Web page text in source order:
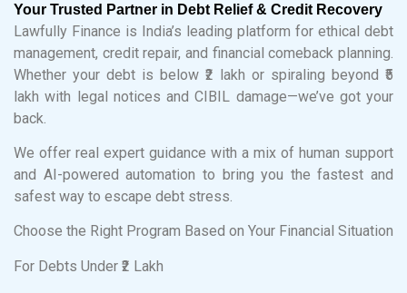
Your Trusted Partner in Debt Relief & Credit Recovery
Lawfully Finance is India’s leading platform for ethical debt
management, credit repair, and financial comeback planning.
Whether your debt is below ₹2 lakh or spiraling beyond ₹5
lakh with legal notices and CIBIL damage—we’ve got your
back.
We offer real expert guidance with a mix of human support
and AI-powered automation to bring you the fastest and
safest way to escape debt stress.
Choose the Right Program Based on Your Financial Situation
For Debts Under ₹2 Lakh